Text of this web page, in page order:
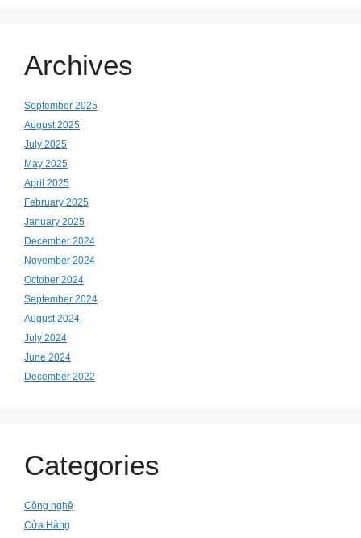
Archives
September 2025
August 2025
July 2025
May 2025
April 2025
February 2025
January 2025
December 2024
November 2024
October 2024
September 2024
August 2024
July 2024
June 2024
December 2022
Categories
Công nghệ
Cửa Hàng